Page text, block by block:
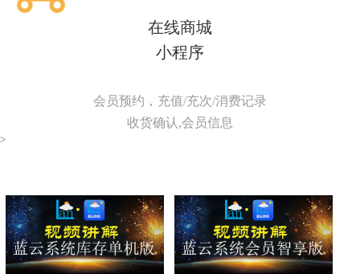
在线商城
小程序
会员预约，充值/充次/消费记录
收货确认,会员信息
>